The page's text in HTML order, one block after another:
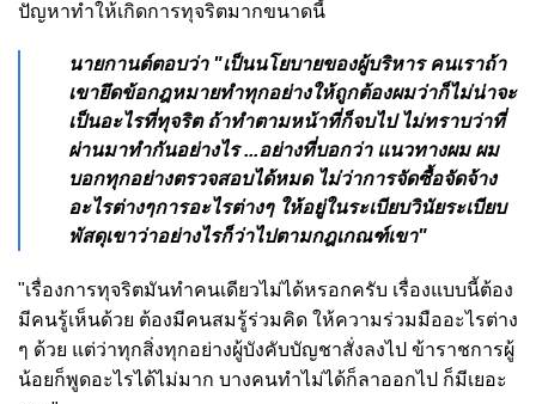
ปัญหาทำให้เกิดการทุจริตมากขนาดนี้
นายกานต์ตอบว่า "เป็นนโยบายของผู้บริหาร คนเราถ้า
เขายึดข้อกฎหมายทำทุกอย่างให้ถูกต้องผมว่าก็ไม่น่าจะ
เป็นอะไรที่ทุจริต ถ้าทำตามหน้าที่ก็จบไป ไม่ทราบว่าที่
ผ่านมาทำกันอย่างไร ...อย่างที่บอกว่า แนวทางผม ผม
บอกทุกอย่างตรวจสอบได้หมด ไม่ว่าการจัดซื้อจัดจ้าง
อะไรต่างๆการอะไรต่างๆ ให้อยู่ในระเบียบวินัยระเบียบ
พัสดุเขาว่าอย่างไรก็ว่าไปตามกฎเกณฑ์เขา"
"เรื่องการทุจริตมันทำคนเดียวไม่ได้หรอกครับ เรื่องแบบนี้ต้อง
มีคนรู้เห็นด้วย ต้องมีคนสมรู้ร่วมคิด ให้ความร่วมมืออะไรต่าง
ๆ ด้วย แต่ว่าทุกสิ่งทุกอย่างผู้บังคับบัญชาสั่งลงไป ข้าราชการผู้
น้อยก็พูดอะไรได้ไม่มาก บางคนทำไม่ได้ก็ลาออกไป ก็มีเยอะ